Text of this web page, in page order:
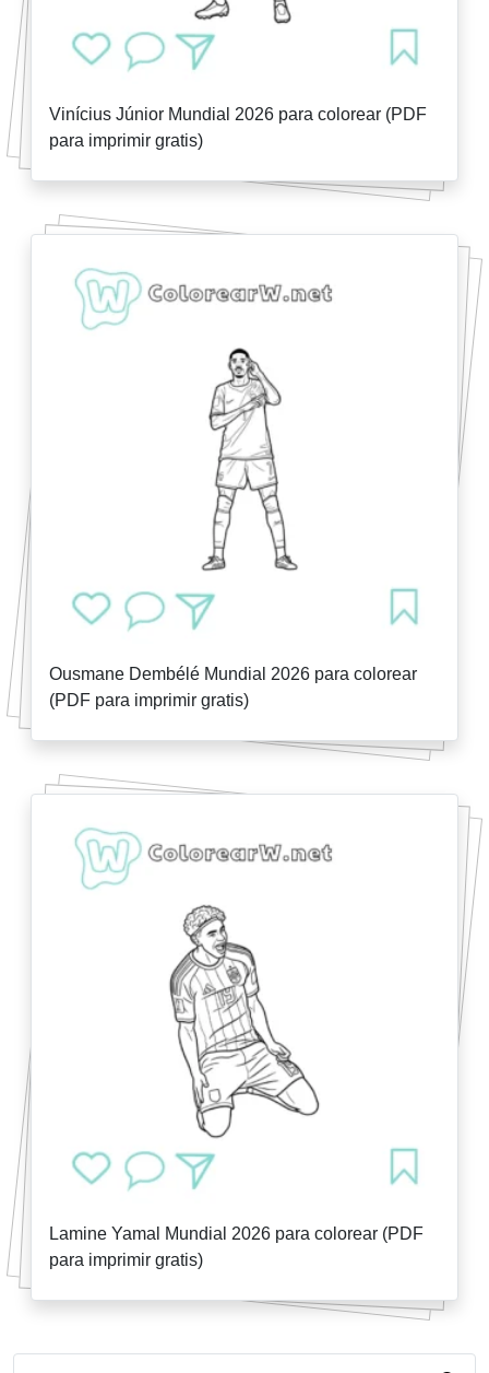
Vinícius Júnior Mundial 2026 para colorear (PDF
para imprimir gratis)
Ousmane Dembélé Mundial 2026 para colorear
(PDF para imprimir gratis)
Lamine Yamal Mundial 2026 para colorear (PDF
para imprimir gratis)